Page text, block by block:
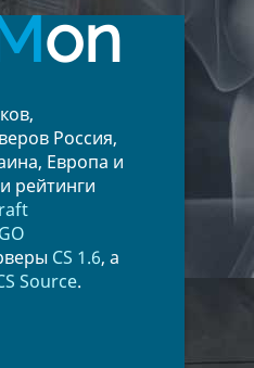
on
Россия,
Европа и
рейтинги
CS 1.6, а
Source.